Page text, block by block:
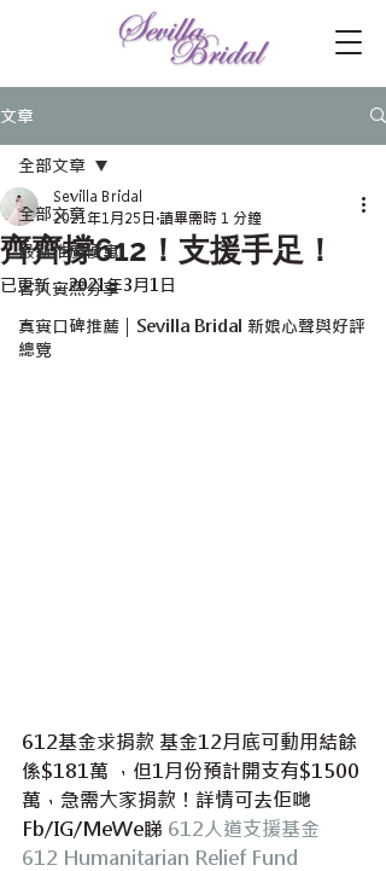
文章
全部文章
最新推廣優惠
客人實照分享
真實口碑推薦｜Sevilla Bridal 新娘心聲與好評
總覽
全部文章
齊齊撐612！支援手足！
Sevilla Bridal
2021年1月25日 讀畢需時 1 分鐘
已更新：2021年3月1日
612基金求捐款 基金12月底可動用結餘
係$181萬 ，但1月份預計開支有$1500
萬，急需大家捐款！詳情可去佢哋
Fb/IG/MeWe睇 612人道支援基金
612 Humanitarian Relief Fund